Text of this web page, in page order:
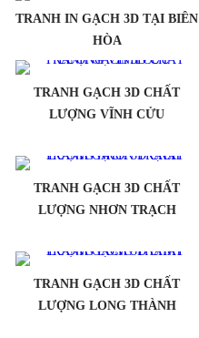
TRANH IN GẠCH 3D TẠI BIÊN
HÒA
TRANH GẠCH 3D CHẤT
LƯỢNG VĨNH CỬU
TRANH GẠCH 3D CHẤT
LƯỢNG NHƠN TRẠCH
TRANH GẠCH 3D CHẤT
LƯỢNG LONG THÀNH